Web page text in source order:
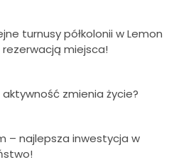
turnusy półkolonii w Lemon
rezerwacją miejsca!
zmienia życie?
– najlepsza inwestycja w